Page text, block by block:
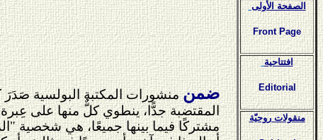
ضمنمنشورات المكتبة البولسية
المقتضبة جدًّا، ينطوي كلٌّ منها على
مشتركًا فيما بينها جميعًا، هي شخصية
الصفحة الأولى
Front Page
افتتاحية
Editorial
منقولات روحيّة